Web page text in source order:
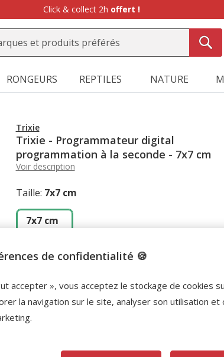
Click & collect 2h offert !
RONGEURS REPTILES NATURE
Trixie
Trixie - Programmateur digital
programmation à la seconde - 7x7 cm
Voir description
Taille: 7x7 cm
7x7 cm
21.85€
-10% sur votre première commande* avec votre
Carte Animalis. Offre non cumulable aux autres
de confidentialité 🍪
accepter », vous acceptez le stockage de cookies
la navigation sur le site, analyser son utilisation et